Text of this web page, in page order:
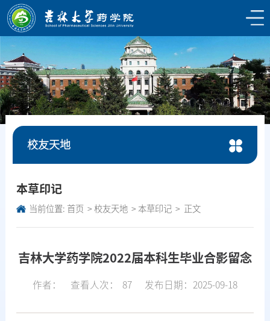
校友天地
本草印记
当前位置: 首页 校友天地 本草印记 正文
吉林大学药学院2022届本科生毕业合影留念
作者： 查看人次： 87 发布日期：2025-09-18